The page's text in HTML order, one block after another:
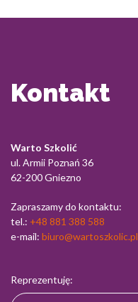
Kontakt
Warto Szkolić
ul. Armii Poznań 36
62-200 Gniezno
Zapraszamy do kontaktu:
tel.: +48 881 388 588
e-mail: biuro@wartoszkolic.pl
Reprezentuję: